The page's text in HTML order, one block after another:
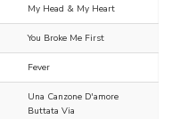
My Head & My Heart
You Broke Me First
Fever
Una Canzone D'amore
Buttata Via